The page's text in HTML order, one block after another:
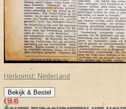
Herkomst: Nederland
Bekijk & Bestel
€ 59,45